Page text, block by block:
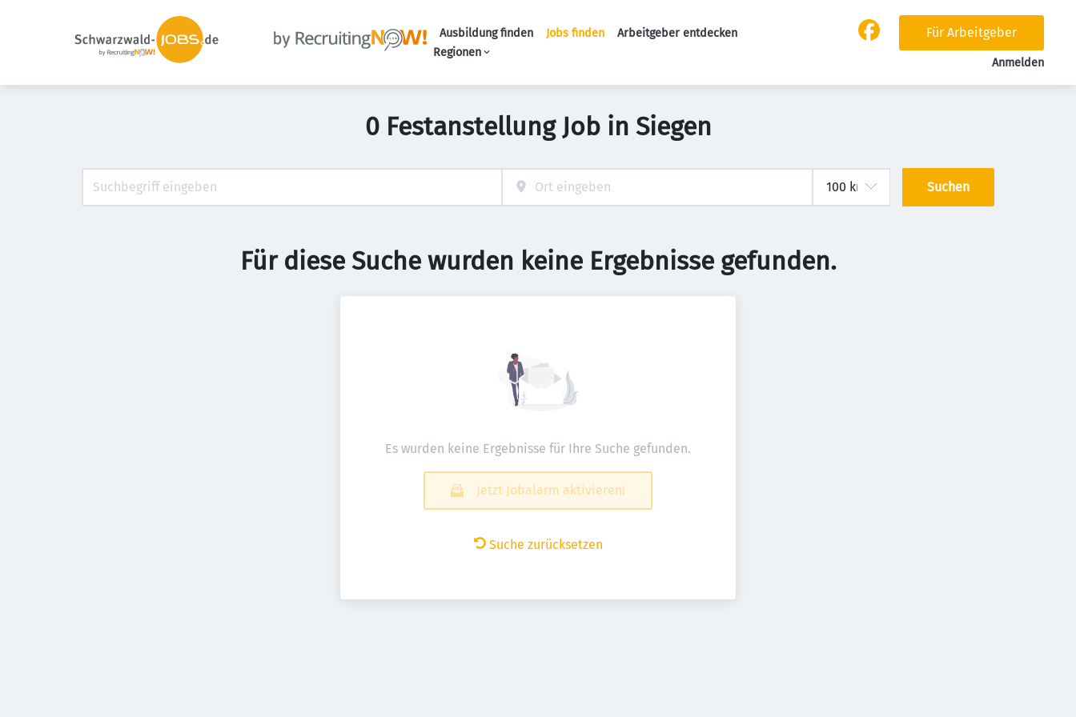
Ausbildung finden Jobs finden
Arbeitgeber entdecken
Regionen
Für Arbeitgeber
Anmelden
0 Festanstellung Job in Siegen
Suchen
Für diese Suche wurden keine Ergebnisse gefunden.
Es wurden keine Ergebnisse für Ihre Suche gefunden.
Jetzt Jobalarm aktivieren!
Suche zurücksetzen